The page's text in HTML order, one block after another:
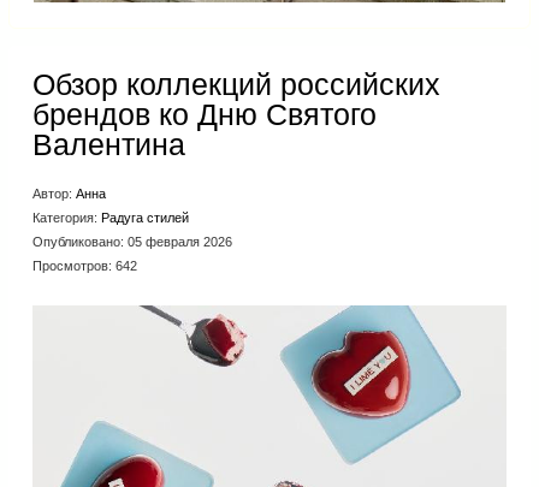
Обзор коллекций российских
брендов ко Дню Святого
Валентина
Автор: Анна
Категория: Радуга стилей
Опубликовано: 05 февраля 2026
Просмотров: 642